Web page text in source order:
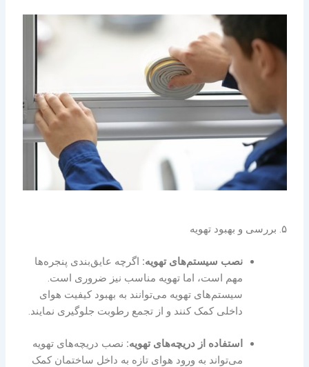
۵. بررسی و بهبود تهویه
نصب سیستم‌های تهویه: اگرچه عایق‌بندی پنجره‌ها
مهم است، اما تهویه مناسب نیز ضروری است.
سیستم‌های تهویه می‌توانند به بهبود کیفیت هوای
داخلی کمک کنند و از تجمع رطوبت جلوگیری نمایند.
استفاده از دریچه‌های تهویه: نصب دریچه‌های تهویه
می‌تواند به ورود هوای تازه به داخل ساختمان کمک